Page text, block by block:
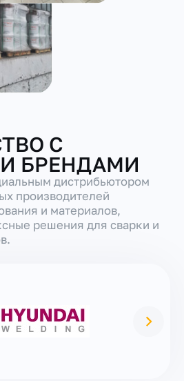
С
БРЕНДАМИ
дистрибьютором
производителей
и материалов,
решения для сварки и